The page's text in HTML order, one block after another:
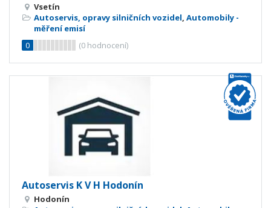
Vsetín
Autoservis, opravy silničních vozidel, Automobily -
měření emisí
0
(0 hodnocení)
Autoservis K V H Hodonín
Hodonín